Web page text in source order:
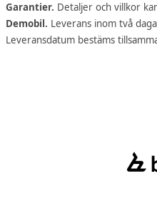
Garantier. Detaljer och villkor
Demobil. Leverans inom två
Leveransdatum bestäms